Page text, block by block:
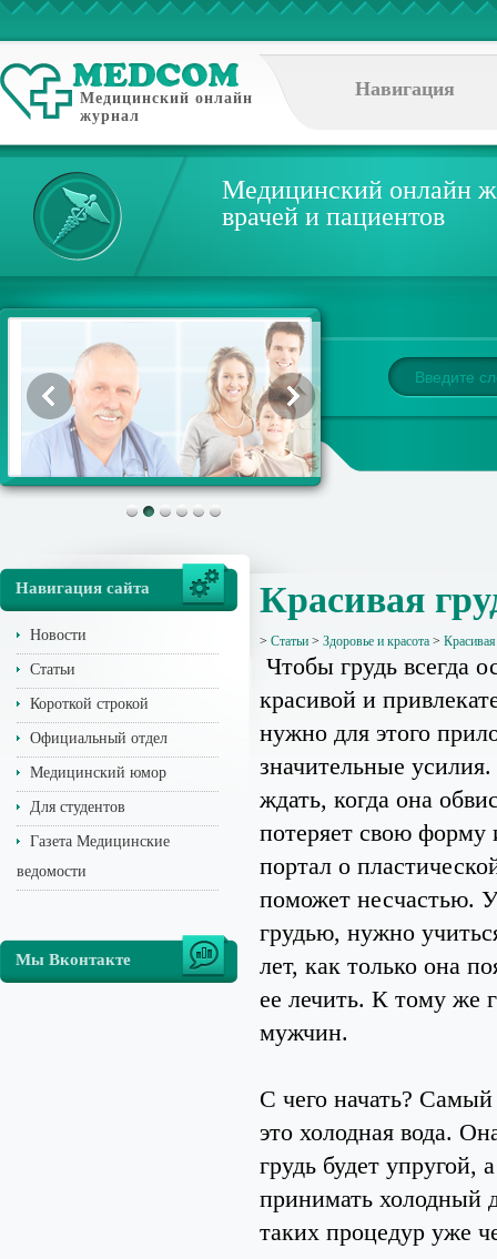
Медицинский онлайн
журнал
Навигация
Медицинский онлайн
врачей и пациентов
Навигация сайта
Новости
Статьи
Короткой строкой
Официальный отдел
Медицинский юмор
Для студентов
Газета Медицинские
ведомости
Мы Вконтакте
Красивая
> Статьи > Здоровье и красота >
Чтобы грудь всегда
красивой и
нужно для этого
значительные
ждать, когда она
потеряет свою форму
портал о
поможет несчастью.
грудью, нужно
лет, как только она
ее лечить. К тому же
мужчин.
С чего начать?
это холодная вода.
грудь будет упругой,
принимать холодный
таких процедур уже